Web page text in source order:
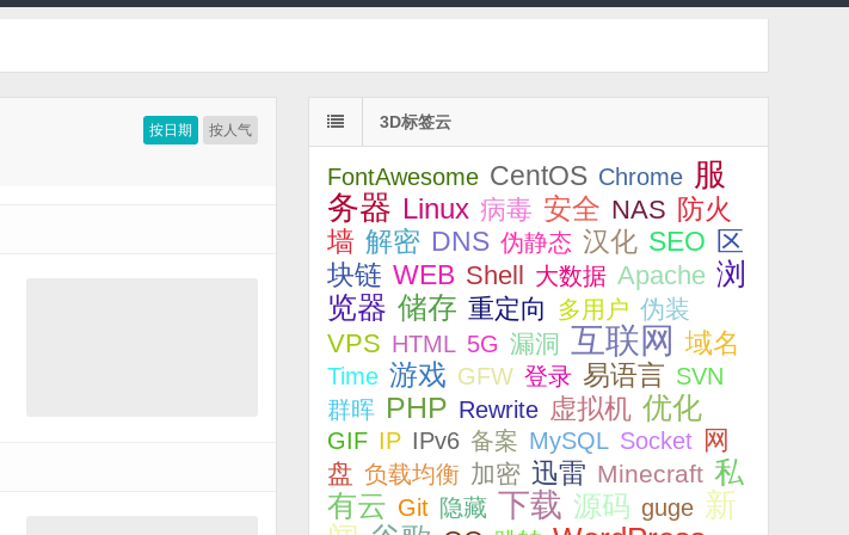
按日期 按人气 3D标签云
FontAwesome CentOS Chrome 服
务器 Linux 病毒 安全 NAS 防火
墙 解密 DNS 伪静态 汉化 SEO 区
块链 WEB Shell 大数据 Apache 浏
览器 储存 重定向 多用户 伪装
VPS HTML 5G 漏洞 互联网 域名
Time 游戏 GFW 登录 易语言 SVN
群晖 PHP Rewrite 虚拟机 优化
GIF IP IPv6 备案 MySQL Socket 网
盘 负载均衡 加密 迅雷 Minecraft 私
有云 Git 隐藏 下载 源码 guge 新